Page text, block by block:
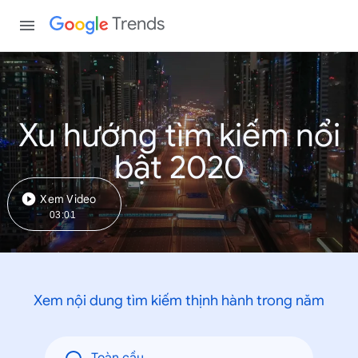
Trends
Xu hướng tìm kiếm nổi
bật 2020
Xem Video
03:01
Xem nội dung tìm kiếm thịnh hành trong năm